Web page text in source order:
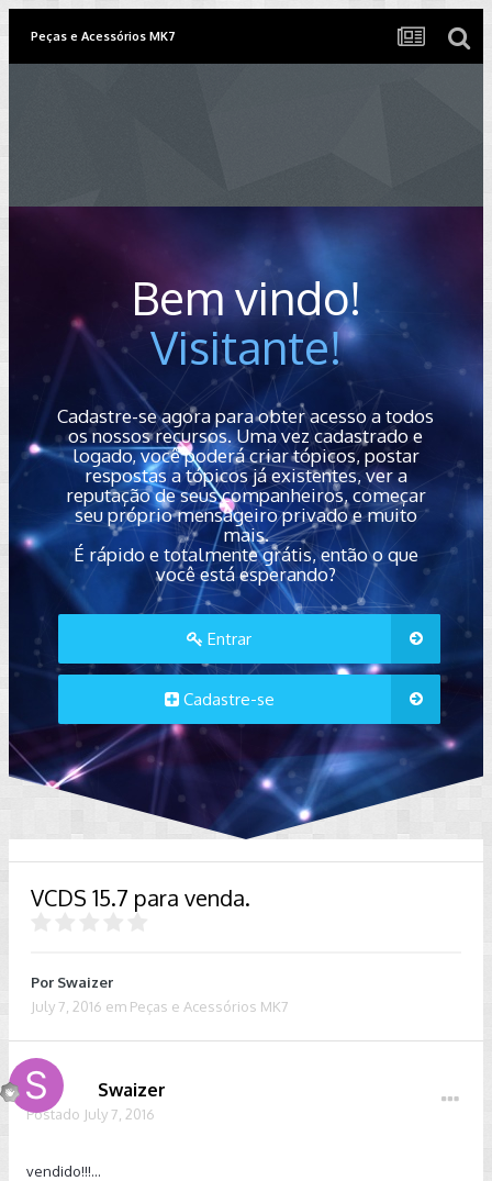
Peças e Acessórios MK7
Bem vindo!
Visitante!
Cadastre-se agora para obter acesso a todos
os nossos recursos. Uma vez cadastrado e
logado, você poderá criar tópicos, postar
respostas a tópicos já existentes, ver a
reputação de seus companheiros, começar
seu próprio mensageiro privado e muito
mais.
É rápido e totalmente grátis, então o que
você está esperando?
Entrar
Cadastre-se
VCDS 15.7 para venda.
Por Swaizer
July 7, 2016 em Peças e Acessórios MK7
Swaizer
Postado July 7, 2016
vendido!!!...